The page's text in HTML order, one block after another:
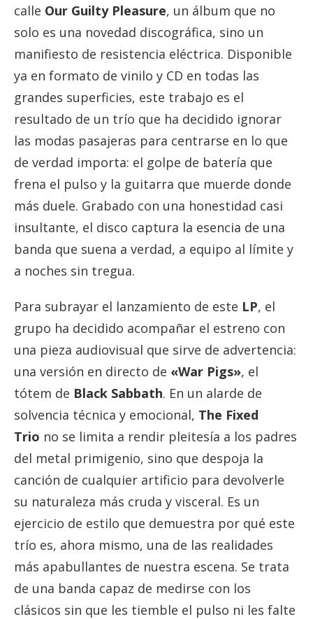
calle Our Guilty Pleasure, un álbum que no
solo es una novedad discográfica, sino un
manifiesto de resistencia eléctrica. Disponible
ya en formato de vinilo y CD en todas las
grandes superficies, este trabajo es el
resultado de un trío que ha decidido ignorar
las modas pasajeras para centrarse en lo que
de verdad importa: el golpe de batería que
frena el pulso y la guitarra que muerde donde
más duele. Grabado con una honestidad casi
insultante, el disco captura la esencia de una
banda que suena a verdad, a equipo al límite y
a noches sin tregua.
Para subrayar el lanzamiento de este LP, el
grupo ha decidido acompañar el estreno con
una pieza audiovisual que sirve de advertencia:
una versión en directo de «War Pigs», el
tótem de Black Sabbath. En un alarde de
solvencia técnica y emocional, The Fixed
Trio no se limita a rendir pleitesía a los padres
del metal primigenio, sino que despoja la
canción de cualquier artificio para devolverle
su naturaleza más cruda y visceral. Es un
ejercicio de estilo que demuestra por qué este
trío es, ahora mismo, una de las realidades
más apabullantes de nuestra escena. Se trata
de una banda capaz de medirse con los
clásicos sin que les tiemble el pulso ni les falte